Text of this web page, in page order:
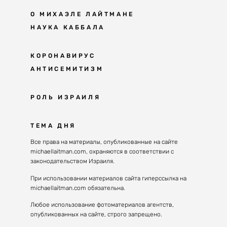
О МИХАЭЛЕ ЛАЙТМАНЕ
НАУКА КАББАЛА
Мудрость каббалы
Каббала сегодня
Великие каббалисты
Духовные состояния
Конгрессы каббалы
Каббалистическая музыка
Духовные состояния
КОРОНАВИРУС
АНТИСЕМИТИЗМ
Антисемитизм в современном мире
Решение
РОЛЬ ИЗРАИЛЯ
Почему евреи
Израиль сегодня
Избраны служить миру
ТЕМА ДНЯ
Все права на материалы, опубликованные на сайте
michaellaitman.com, охраняются в соответствии с
законодательством Израиля.
При использовании материалов сайта гиперссылка на
michaellaitman.com обязательна.
Любое использование фотоматериалов агентств,
опубликованных на сайте, строго запрещено.